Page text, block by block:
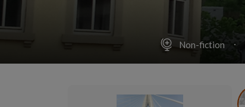
Non-fiction